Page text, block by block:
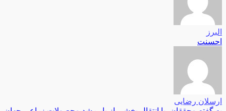
البرز
احسنت
ارسلان رضایی